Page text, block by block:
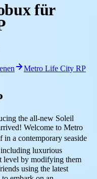
für
Metro Life City RP
the all-new Soleil
Welcome to Metro
a contemporary seaside
luxurious
level by modifying them
using the latest